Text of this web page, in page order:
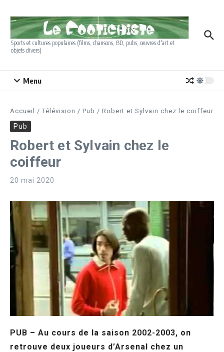
Sports et cultures populaires (films, chansons, BD, pubs, œuvres d'art et
objets divers)
Menu
Accueil / Télévision / Pub / Robert et Sylvain chez le coiffeur
Pub
Robert et Sylvain chez le
coiffeur
20 mai 2020
PUB – Au cours de la saison 2002-2003, on
retrouve deux joueurs d’Arsenal chez un